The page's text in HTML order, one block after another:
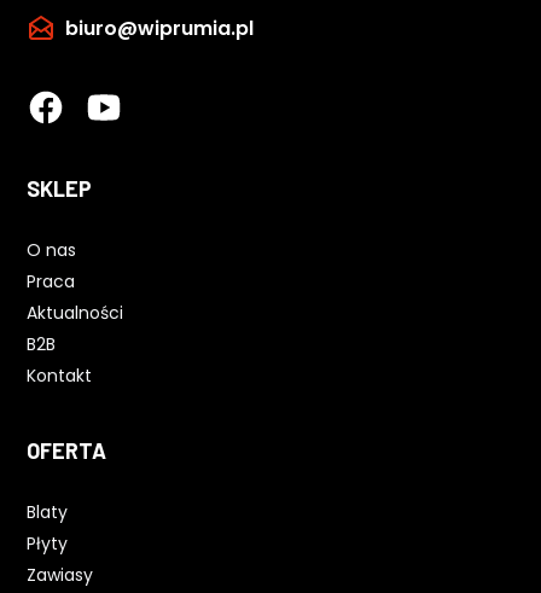
biuro@wiprumia.pl
SKLEP
O nas
Praca
Aktualności
B2B
Kontakt
OFERTA
Blaty
Płyty
Zawiasy